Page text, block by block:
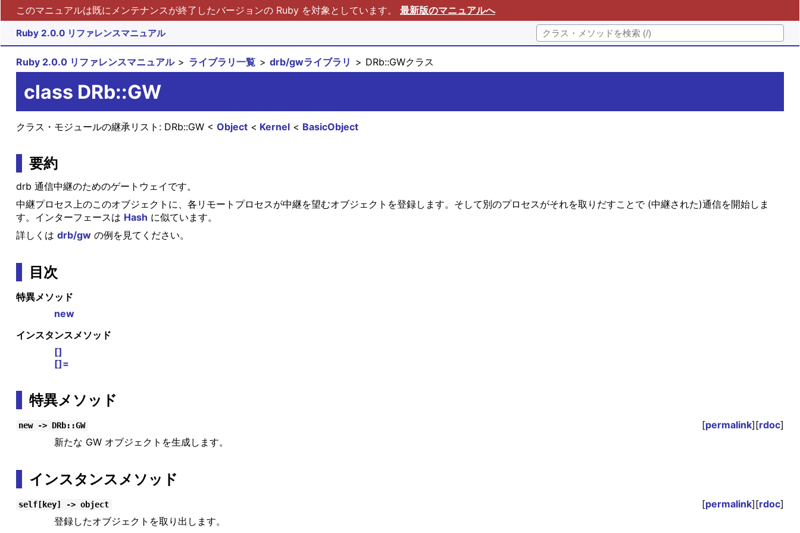
このマニュアルは既にメンテナンスが終了したバージョンの Ruby を対象としています。 最新版のマニュアルへ
Ruby 2.0.0 リファレンスマニュアル
Ruby 2.0.0 リファレンスマニュアル ライブラリ一覧 drb/gwライブラリ DRb::GWクラス
class DRb::GW
クラス・モジュールの継承リスト: BasicObject
Kernel
Object
DRb::GW
要約
drb 通信中継のためのゲートウェイです。
中継プロセス上のこのオブジェクトに、各リモートプロセスが中継を望むオブジェクトを登録します。そして別のプロセスがそれを取りだすことで (中継された)通信を開始しま
す。インターフェースは Hash に似ています。
詳しくは drb/gwの例を見てください。
目次
特異メソッド
new
インスタンスメソッド
[]
[]=
特異メソッド
new -> DRb::GW [permalink][rdoc]
新たな GW オブジェクトを生成します。
インスタンスメソッド
self[key] -> object [permalink][rdoc]
登録したオブジェクトを取り出します。